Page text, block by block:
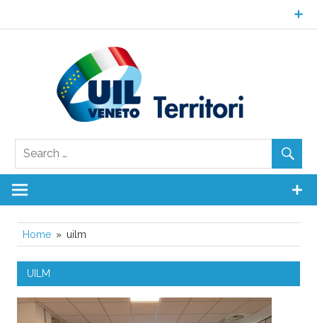
Home uilm
UILM